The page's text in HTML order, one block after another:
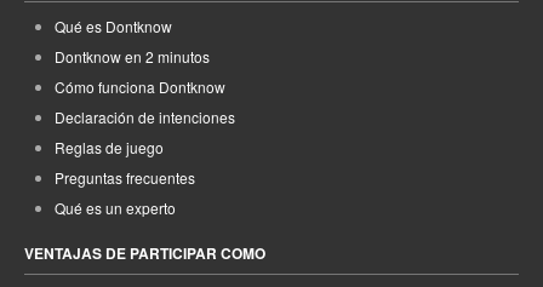
Qué es Dontknow
Dontknow en 2 minutos
Cómo funciona Dontknow
Declaración de intenciones
Reglas de juego
Preguntas frecuentes
Qué es un experto
VENTAJAS DE PARTICIPAR COMO